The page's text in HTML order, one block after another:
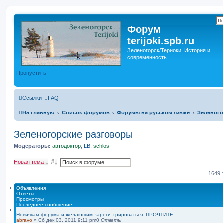
Форум
terijoki.spb.ru
Зеленогорск/Териоки. История и
современность.
Пропустить
Ссылки FAQ
На главную Список форумов Форумы на русском языке
Зеленогорские разговоры
Модераторы: автодоктор LB schlos
Новая тема
П
ки
н
ы
й
1649
Объявления
Ответы
Просмотры
Последнее сообщение
Новичкам форума и желающим зарегистрироваться: ПРОЧТИТЕ
abravo » Сб дек 03, 2011 9:11 pm0 Ответы